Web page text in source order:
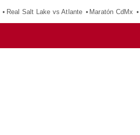
Real Salt Lake vs Atlante Maratón CdMx